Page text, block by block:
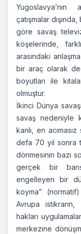
Yugoslavya’nın
çatışmalar
göre savaş
köşelerinde,
arasındaki
bir araç olarak
boyutları ile
olmuştur.
İkinci Dünya
savaş nedeniyle
kanlı, en
defa 70 yıl sonra
dönmesinin bazı
gerçek bir
engelleyen bir
koyma”
Avrupa
hakları
merkezine